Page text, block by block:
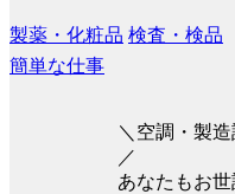
製薬・化粧品 検査・検品
簡単な仕事
＼空調・製
／
あなたもお